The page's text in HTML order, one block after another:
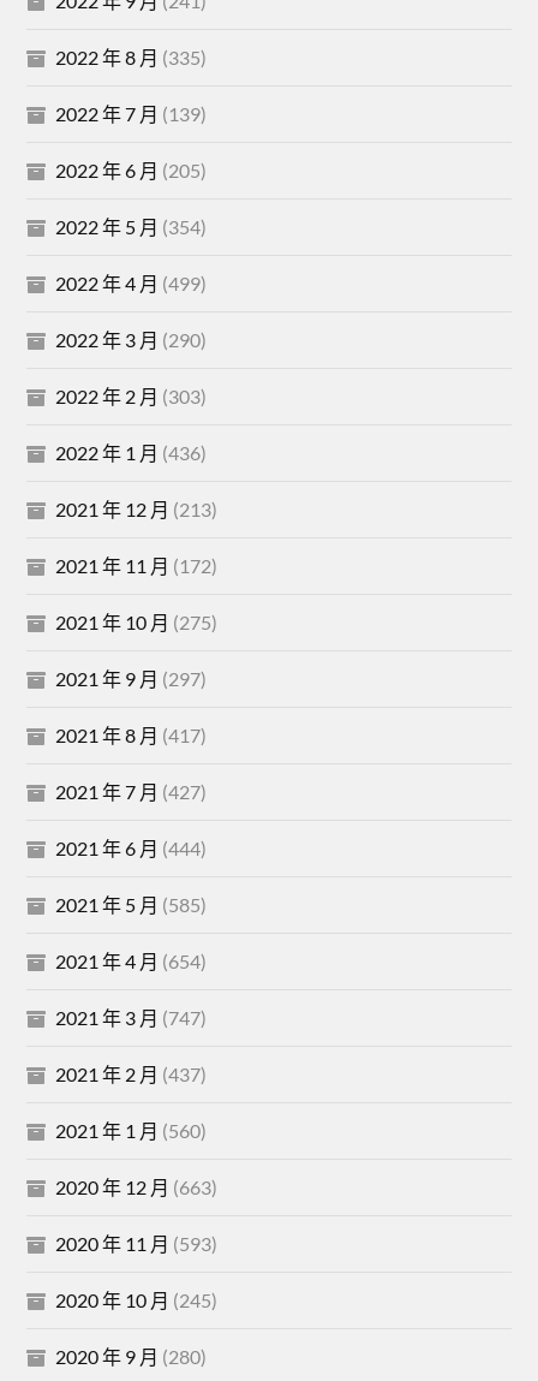
2022 年 8 月 (335)
2022 年 7 月 (139)
2022 年 6 月 (205)
2022 年 5 月 (354)
2022 年 4 月 (499)
2022 年 3 月 (290)
2022 年 2 月 (303)
2022 年 1 月 (436)
2021 年 12 月 (213)
2021 年 11 月 (172)
2021 年 10 月 (275)
2021 年 9 月 (297)
2021 年 8 月 (417)
2021 年 7 月 (427)
2021 年 6 月 (444)
2021 年 5 月 (585)
2021 年 4 月 (654)
2021 年 3 月 (747)
2021 年 2 月 (437)
2021 年 1 月 (560)
2020 年 12 月 (663)
2020 年 11 月 (593)
2020 年 10 月 (245)
2020 年 9 月 (280)